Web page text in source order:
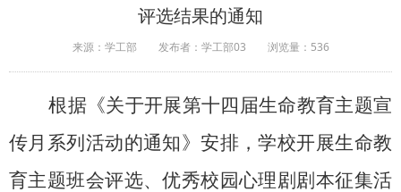
评选结果的通知
来源：学工部 发布者：学工部03 浏览量： 536
根据《关于开展第十四届生命教育主题宣
传月系列活动的通知》安排，学校开展生命教
育主题班会评选、优秀校园心理剧剧本征集活